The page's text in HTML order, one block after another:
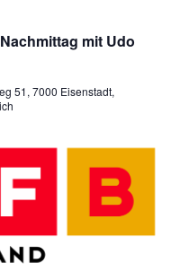
mit Udo
51, 7000 Eisenstadt,